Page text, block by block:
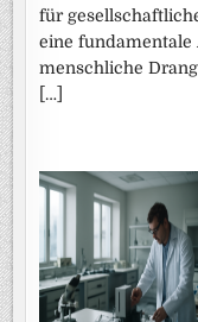
für
eine fundamentale
menschliche
[…]